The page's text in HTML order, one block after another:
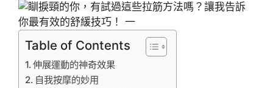
Table of Contents
伸展運動的神奇效果
自我按摩的妙用